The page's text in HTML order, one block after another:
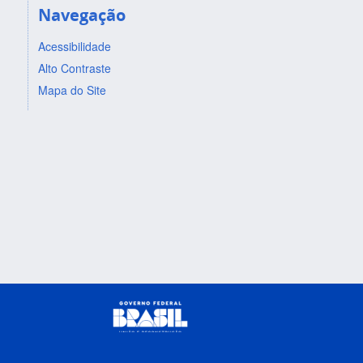
Navegação
Acessibilidade
Alto Contraste
Mapa do Site